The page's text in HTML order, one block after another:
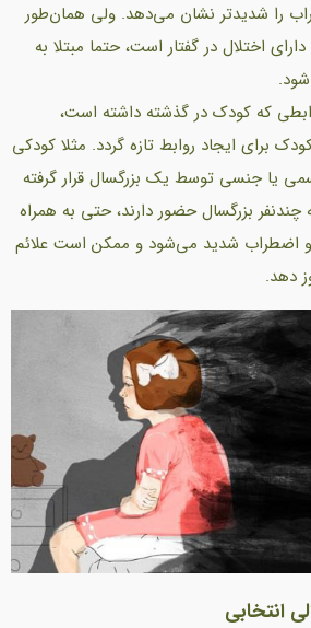
را شدیدتر نشان می‌دهد. ولی همان‌طور
اختلال در گفتار است، حتما‌ مبتلا به
که کودک در گذشته داشته است،‌
برای ایجاد روابط تازه گردد. مثلا کودکی
یا جنسی توسط یک بزرگسال قرار گرفته
بزرگسال حضور دارند، حتی به همراه
اضطراب شدید‌ می‌شود و ممکن است علائم
دهد.
انتخابی